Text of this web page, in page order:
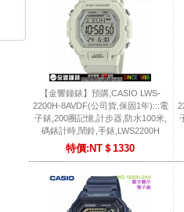
【金響鐘錶】預購,CASIO LWS-
2200H-8AVDF(公司貨,保固1年):::電
子錶,200圈記憶,計步器,防水100米,
碼錶計時,鬧鈴,手錶,LWS2200H
特價:NT＄1330